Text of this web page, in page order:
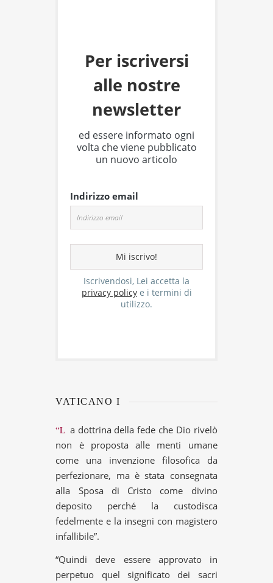
Per iscriversi
alle nostre
newsletter
ed essere informato ogni
volta che viene pubblicato
un nuovo articolo
Indirizzo email
Iscrivendosi, Lei accetta la
privacy policye i termini di
utilizzo.
VATICANO I
“La dottrina della fede che Dio rivelò
non è proposta alle menti umane
come una invenzione filosofica da
perfezionare, ma è stata consegnata
alla Sposa di Cristo come divino
deposito perché la custodisca
fedelmente e la insegni con magistero
infallibile”.
“Quindi deve essere approvato in
perpetuo quel significato dei sacri